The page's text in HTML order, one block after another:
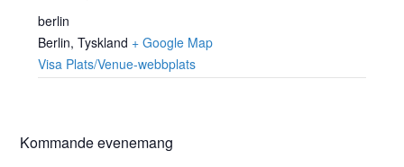
berlin
Berlin, Tyskland + Google Map
Visa Plats/Venue-webbplats
Kommande evenemang